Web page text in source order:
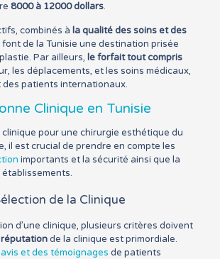
8000 à 12000 dollars.
combinés à la qualité des soins et des
font de la Tunisie une destination prisée
Par ailleurs, le forfait tout compris
les déplacements, et les soins médicaux,
des patients internationaux.
Clinique en Tunisie
pour une chirurgie esthétique du
il est crucial de prendre en compte les
importants et la sécurité ainsi que la
de la Clinique
d’une clinique, plusieurs critères doivent
réputationde la clinique est primordiale.
avis et des témoignages de patients